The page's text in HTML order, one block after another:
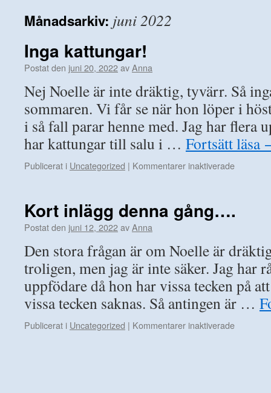
Månadsarkiv: juni 2022
Inga kattungar!
Postat den juni 20, 2022avAnna
Nej Noelle är inte dräktig, tyvärr. Så
sommaren. Vi får se när hon löper i
i så fall parar henne med. Jag har flera
har kattungar till salu i … Fortsätt läsa
Publicerat i Uncategorized | Kommentarer inaktiveradeför
Kort inlägg denna gång….
Postat den juni 12, 2022avAnna
Den stora frågan är om Noelle är
troligen, men jag är inte säker. Jag har
uppfödare då hon har vissa tecken på
vissa tecken saknas. Så antingen är …
Publicerat i Uncategorized | Kommentarer inaktiveradeför